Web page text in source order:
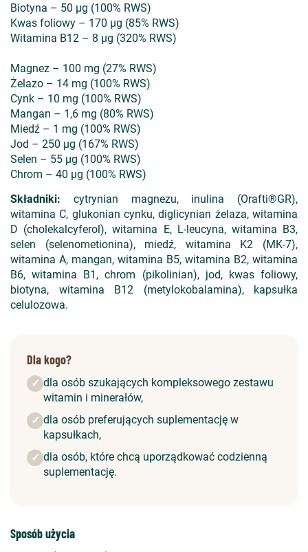
Biotyna – 50 µg (100% RWS)
Kwas foliowy – 170 µg (85% RWS)
Witamina B12 – 8 µg (320% RWS)
Magnez – 100 mg (27% RWS)
Żelazo – 14 mg (100% RWS)
Cynk – 10 mg (100% RWS)
Mangan – 1,6 mg (80% RWS)
Miedź – 1 mg (100% RWS)
Jod – 250 µg (167% RWS)
Selen – 55 µg (100% RWS)
Chrom – 40 µg (100% RWS)
Składniki: cytrynian magnezu, inulina (Orafti®GR),
witamina C, glukonian cynku, diglicynian żelaza, witamina
D (cholekalcyferol), witamina E, L-leucyna, witamina B3,
selen (selenometionina), miedź, witamina K2 (MK-7),
witamina A, mangan, witamina B5, witamina B2, witamina
B6, witamina B1, chrom (pikolinian), jod, kwas foliowy,
biotyna, witamina B12 (metylokobalamina), kapsułka
celulozowa.
Dla kogo?
✓ dla osób szukających kompleksowego zestawu
witamin i minerałów,
✓ dla osób preferujących suplementację w
kapsułkach,
✓ dla osób, które chcą uporządkować codzienną
suplementację.
Sposób użycia